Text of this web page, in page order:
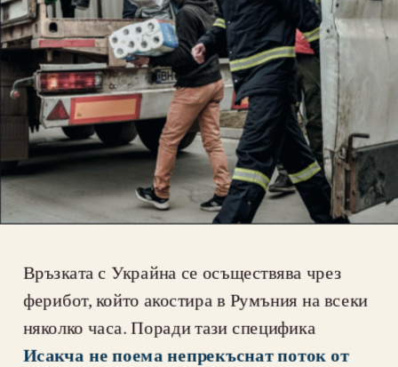
Връзката с Украйна се осъществява чрез
ферибот, който акостира в Румъния на всеки
Исакча не поема непрекъснат поток от